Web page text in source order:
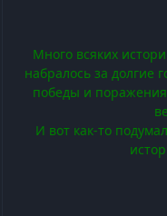
Много всяких
набралось за долгие
победы и
И вот как-то